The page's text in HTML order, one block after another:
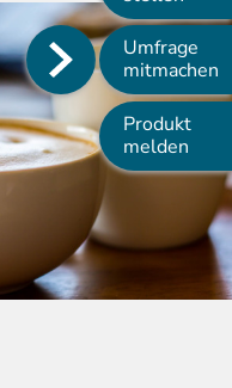
Main
navigation
Umfrage
mitmachen
Produkt
melden